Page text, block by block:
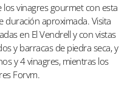
vinagres gourmet con esta
duración aproximada. Visita
en El Vendrell y con vistas
y barracas de piedra seca, y
y 4 vinagres, mientras los
Forvm.